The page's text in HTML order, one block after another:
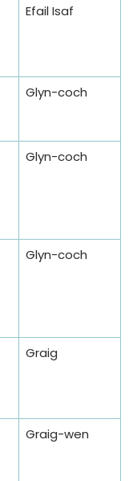
Efail Isaf
Glyn-coch
Glyn-coch
Glyn-coch
Graig
Graig-wen